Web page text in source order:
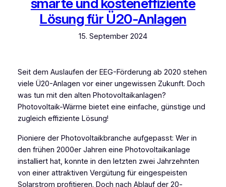
Lösung für Ü20-Anlagen
15. September 2024
Seit dem Auslaufen der EEG-Förderung ab 2020 stehen
viele Ü20-Anlagen vor einer ungewissen Zukunft. Doch
was tun mit den alten Photovoltaikanlagen?
Photovoltaik-Wärme bietet eine einfache, günstige und
zugleich effiziente Lösung!
Pioniere der Photovoltaikbranche aufgepasst: Wer in
den frühen 2000er Jahren eine Photovoltaikanlage
installiert hat, konnte in den letzten zwei Jahrzehnten
von einer attraktiven Vergütung für eingespeisten
Solarstrom profitieren. Doch nach Ablauf der 20-